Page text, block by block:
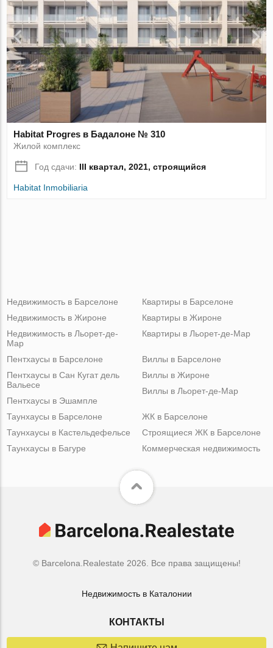
Habitat Progres в Бадалоне № 310
Жилой комплекс
Год сдачи: III квартал, 2021, строящийся
Habitat Inmobiliaria
Недвижимость в Барселоне
Недвижимость в Жироне
Недвижимость в Льорет-де-
Мар
Квартиры в Барселоне
Квартиры в Жироне
Квартиры в Льорет-де-Мар
Пентхаусы в Барселоне
Пентхаусы в Сан Кугат дель
Вальесе
Пентхаусы в Эшампле
Виллы в Барселоне
Виллы в Жироне
Виллы в Льорет-де-Мар
Таунхаусы в Барселоне
Таунхаусы в Кастельдефельсе
Таунхаусы в Багуре
ЖК в Барселоне
Строящиеся ЖК в Барселоне
Коммерческая недвижимость
© Barcelona.Realestate 2026. Все права защищены!
Недвижимость в Каталонии
КОНТАКТЫ